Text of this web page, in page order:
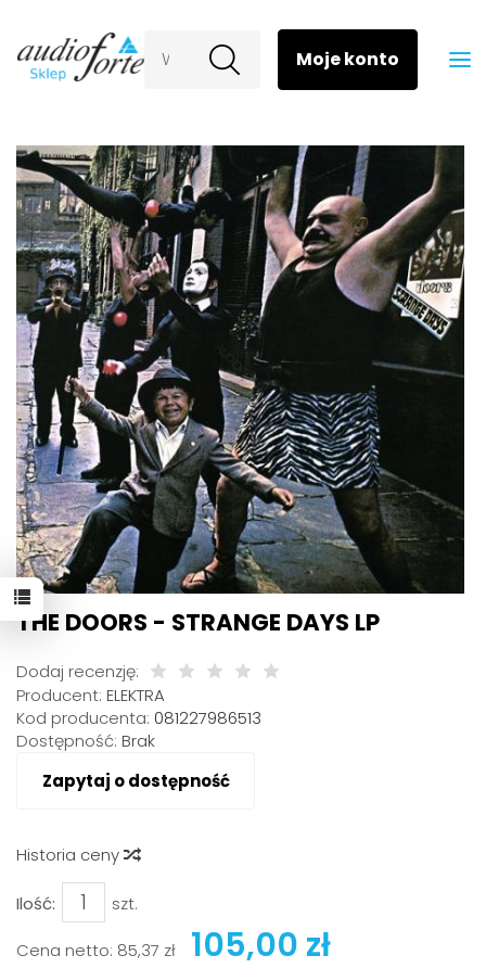
Wyszukaj
THE DOORS - STRANGE DAYS LP
Dodaj recenzję:
Producent: ELEKTRA
Kod producenta: 081227986513
Dostępność: Brak
Zapytaj o dostępność
Historia ceny
Ilość: szt.
Cena netto: 85,37 zł 105,00 zł